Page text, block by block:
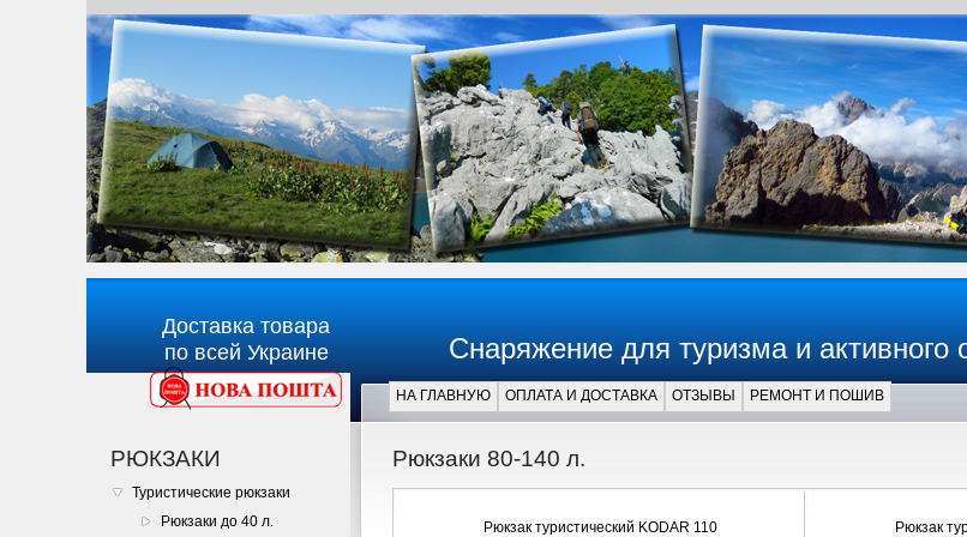
Доставка товара
по всей Украине
Снаряжение для туризма и активного
НА ГЛАВНУЮ ОПЛАТА И ДОСТАВКА ОТЗЫВЫ РЕМОНТ И ПОШИВ
РЮКЗАКИ
Туристические рюкзаки
Рюкзаки до 40 л.
Главная
Рюкзаки 80-140 л.
Рюкзак туристический KODAR 110 Рюкзак